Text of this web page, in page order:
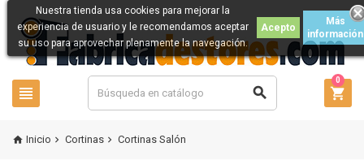
  
0
Nuestra tienda usa cookies para mejorar la
experiencia de usuario y le recomendamos aceptar
su uso para aprovechar plenamente la navegación.
Acepto
Más
información
 Inicio  Cortinas  Cortinas Salón